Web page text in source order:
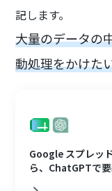
記します。
大量のデータの
動処理をかけた
Google スプレッ
ら、ChatGPTで